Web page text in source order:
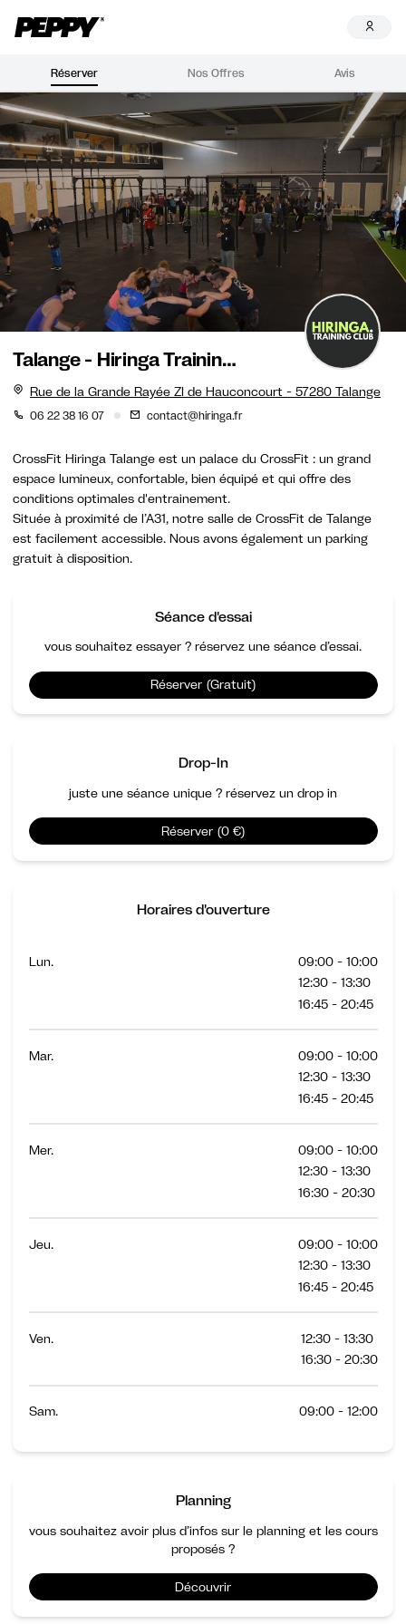
Réserver Nos Offres Avis
Talange - Hiringa Training Club
Rue de la Grande Rayée ZI de Hauconcourt - 57280 Talange
06 22 38 16 07 contact@hiringa.fr
CrossFit Hiringa Talange est un palace du CrossFit : un grand
espace lumineux, confortable, bien équipé et qui offre des
conditions optimales d'entrainement.
Située à proximité de l’A31, notre salle de CrossFit de Talange
est facilement accessible. Nous avons également un parking
gratuit à disposition.
Séance d'essai
vous souhaitez essayer ? réservez une séance d’essai.
Réserver (Gratuit)
Drop-In
juste une séance unique ? réservez un drop in
Réserver (0 €)
Planning
vous souhaitez avoir plus d’infos sur le planning et les cours
proposés ?
Découvrir
Horaires d'ouverture
Lun.
09:00 - 10:00
12:30 - 13:30
16:45 - 20:45
Mar.
09:00 - 10:00
12:30 - 13:30
16:45 - 20:45
Mer.
09:00 - 10:00
12:30 - 13:30
16:30 - 20:30
Jeu.
09:00 - 10:00
12:30 - 13:30
16:45 - 20:45
Ven.
12:30 - 13:30
16:30 - 20:30
Sam. 09:00 - 12:00